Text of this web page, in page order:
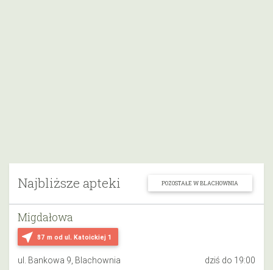
Najbliższe apteki POZOSTAŁE W BLACHOWNIA
near_me 87 m od ul. Katoickiej 1
Migdałowa
ul. Bankowa 9, Blachownia dziś do 19:00